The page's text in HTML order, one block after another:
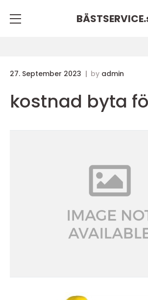
BÄSTSERVICE.
27. September 2023 by admin
kostnad byta